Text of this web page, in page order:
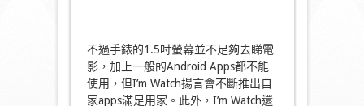
不過手錶的1.5吋螢幕並不足夠去睇電
影，加上一般的Android Apps都不能
使用，但I’m Watch揚言會不斷推出自
家apps滿足用家。此外，I’m Watch還